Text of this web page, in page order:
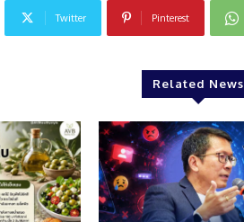
Twitter Pinterest
Related News